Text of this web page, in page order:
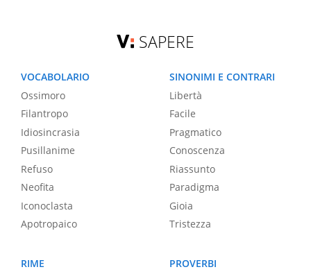
SAPERE
VOCABOLARIO
Ossimoro
Filantropo
Idiosincrasia
Pusillanime
Refuso
Neofita
Iconoclasta
Apotropaico
SINONIMI E CONTRARI
Libertà
Facile
Pragmatico
Conoscenza
Riassunto
Paradigma
Gioia
Tristezza
RIME
PROVERBI